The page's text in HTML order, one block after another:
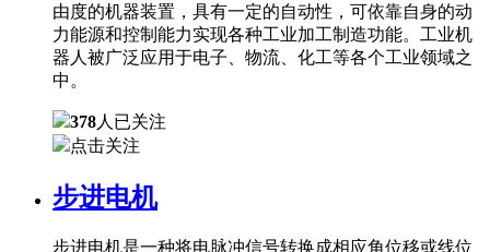
由度的机器装置，具有一定的自动性，可依靠自身的动
力能源和控制能力实现各种工业加工制造功能。工业机
器人被广泛应用于电子、物流、化工等各个工业领域之
中。
378人已关注
点击关注
步进电机
步进电机是一种将电脉冲信号转换成相应角位移或线位